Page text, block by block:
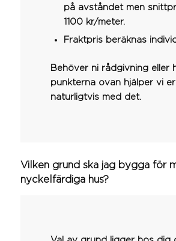
på avståndet men
1100 kr/meter.
Fraktpris beräknas
Behöver ni rådgivning eller
punkterna ovan hjälper vi er
naturligtvis med det.
Vilken grund ska jag bygga för
nyckelfärdiga hus?